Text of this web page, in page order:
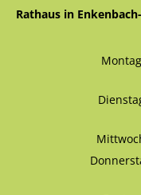
Rathaus in
Montag